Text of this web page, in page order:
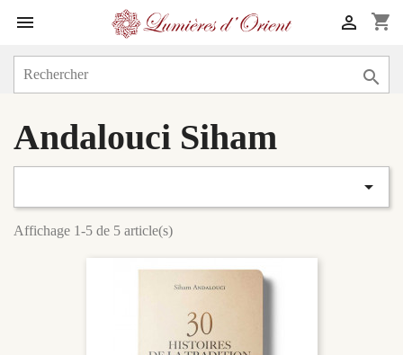
 shopping_cart


Andalouci Siham

Affichage 1-5 de 5 article(s)